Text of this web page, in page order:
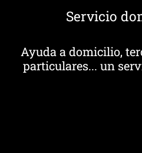
Servicio
Ayuda a domicilio,
particulares... un